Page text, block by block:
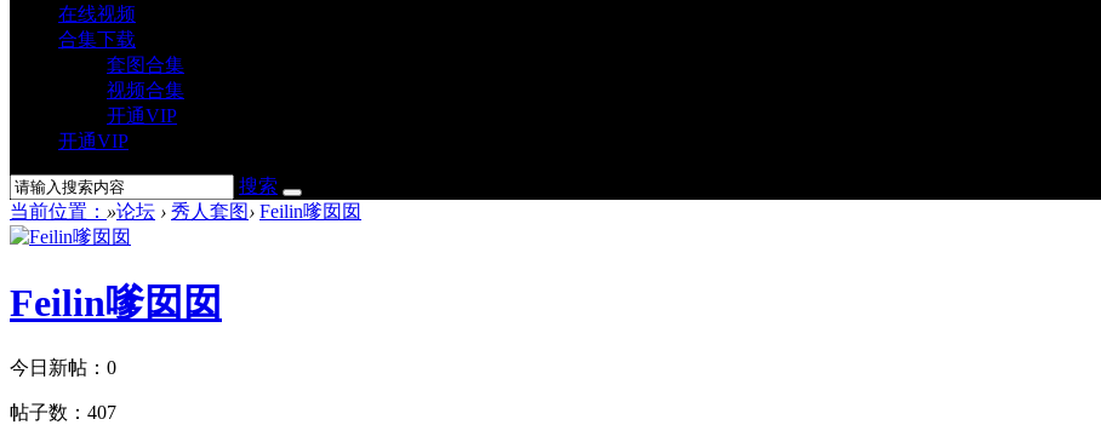
在线视频
合集下载
套图合集
视频合集
开通VIP
开通VIP
搜索
当前位置： »论坛 › 秀人套图› Feilin嗲囡囡
Feilin嗲囡囡
今日新帖： 0
帖子数： 407